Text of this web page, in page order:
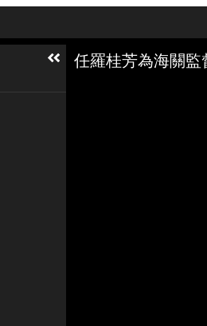
Media Viewer
任羅桂芳為海關監